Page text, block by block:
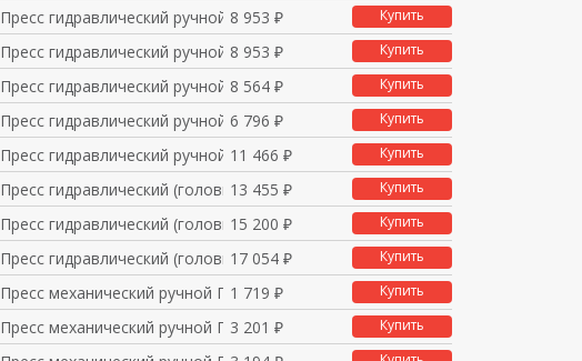
Пресс гидравлический ручной с8 953 ₽ Купить
Пресс гидравлический ручной с8 953 ₽ Купить
Пресс гидравлический ручной с8 564 ₽ Купить
Пресс гидравлический ручной с6 796 ₽ Купить
Пресс гидравлический ручной с11 466 ₽ Купить
Пресс гидравлический (головка)13 455 ₽ Купить
Пресс гидравлический (головка)15 200 ₽ Купить
Пресс гидравлический (головка)17 054 ₽ Купить
Пресс механический ручной ПМР1 719 ₽ Купить
Пресс механический ручной ПМР3 201 ₽ Купить